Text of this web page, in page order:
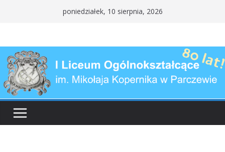
poniedziałek, 10 sierpnia, 2026